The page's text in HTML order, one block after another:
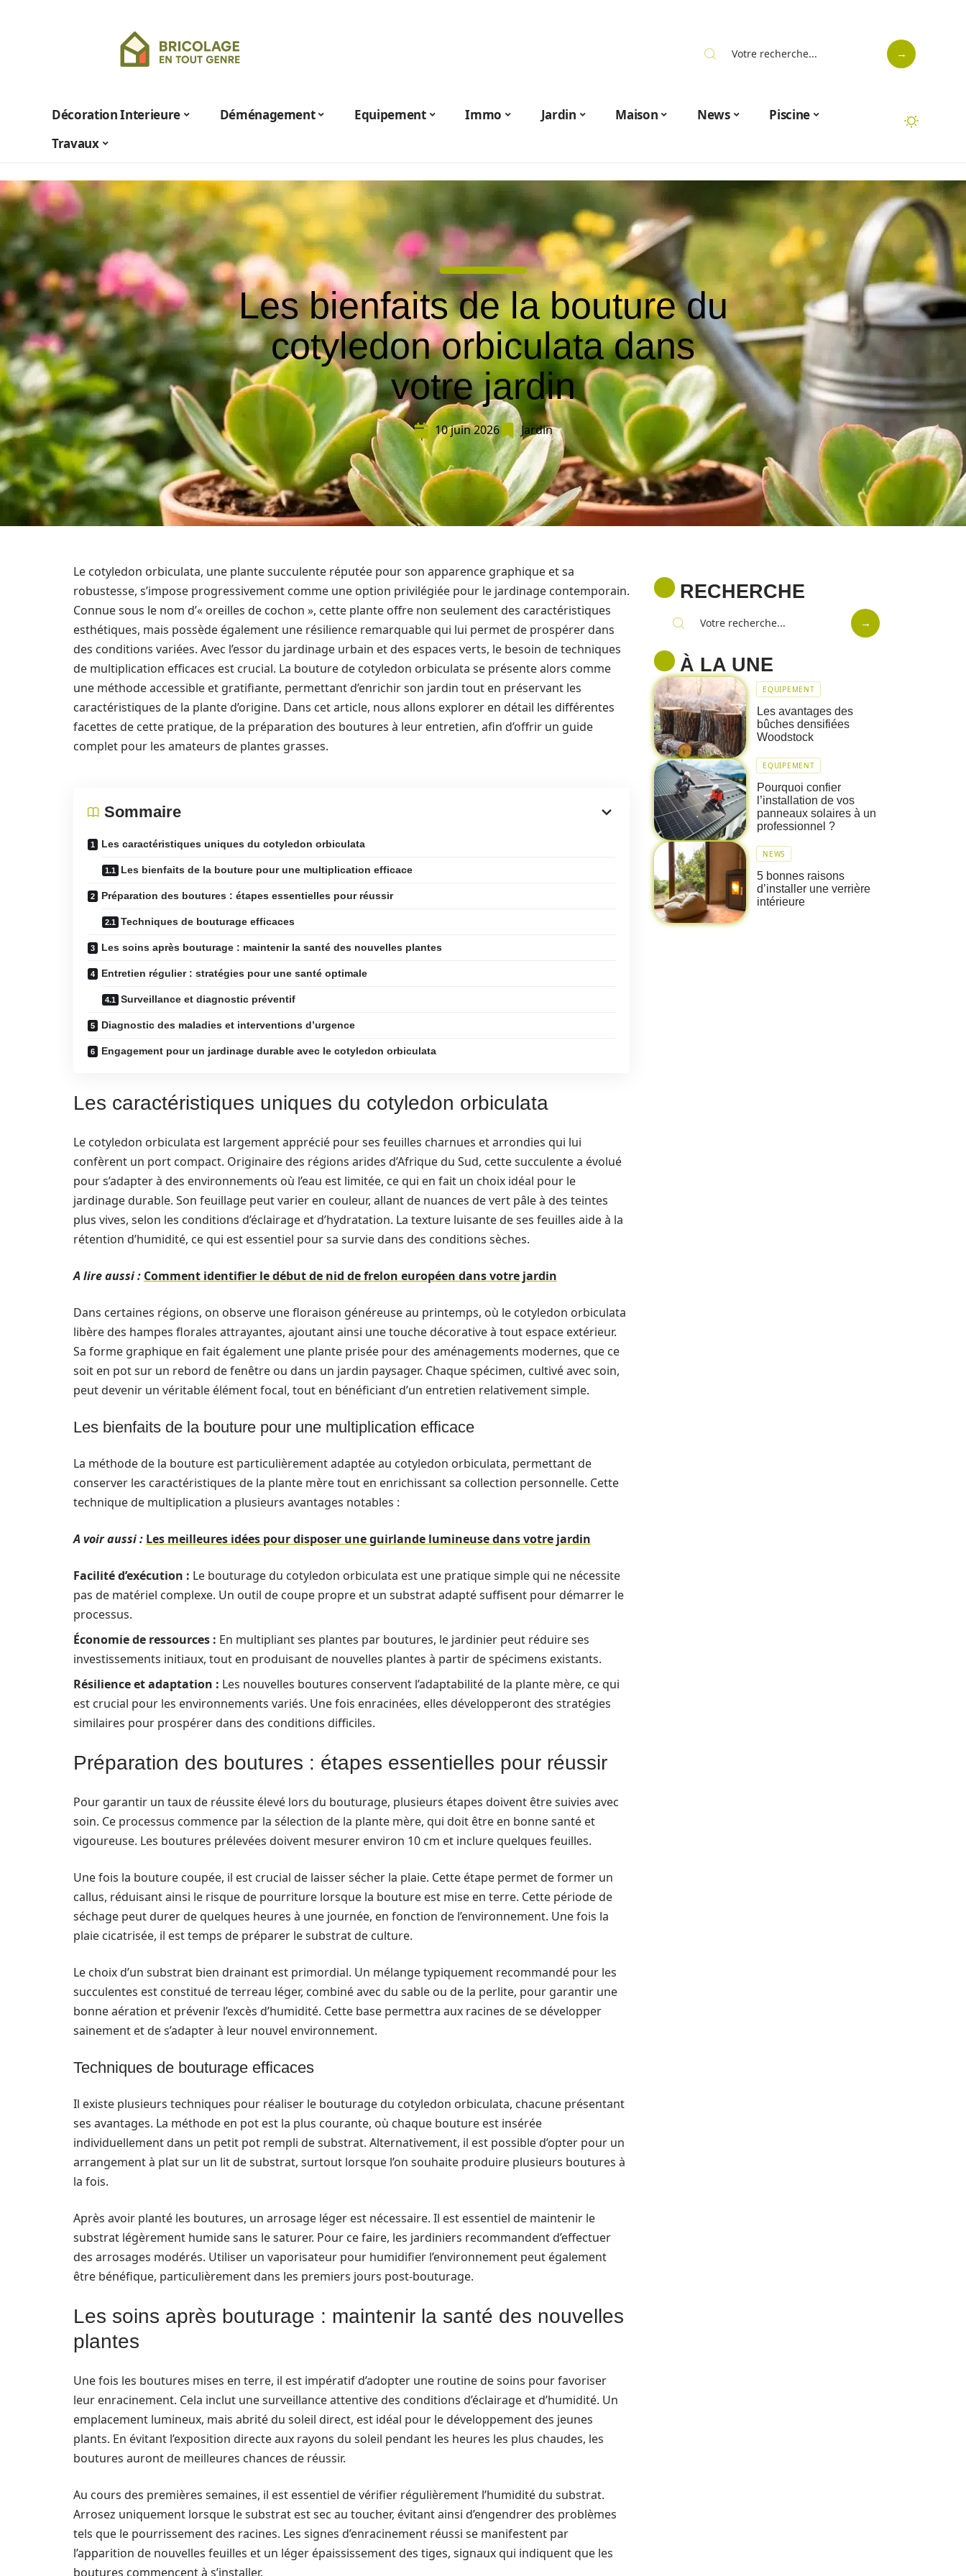
Décoration Interieure Déménagement Equipement Immo Jardin Maison News
Piscine
Travaux
Les bienfaits de la bouture du
cotyledon orbiculata dans
votre jardin
10 juin 2026 Jardin
Le cotyledon orbiculata, une plante succulente réputée pour son apparence graphique et sa
robustesse, s’impose progressivement comme une option privilégiée pour le jardinage contemporain.
Connue sous le nom d’« oreilles de cochon », cette plante offre non seulement des caractéristiques
esthétiques, mais possède également une résilience remarquable qui lui permet de prospérer dans
des conditions variées. Avec l’essor du jardinage urbain et des espaces verts, le besoin de techniques
de multiplication efficaces est crucial. La bouture de cotyledon orbiculata se présente alors comme
une méthode accessible et gratifiante, permettant d’enrichir son jardin tout en préservant les
caractéristiques de la plante d’origine. Dans cet article, nous allons explorer en détail les différentes
facettes de cette pratique, de la préparation des boutures à leur entretien, afin d’offrir un guide
complet pour les amateurs de plantes grasses.
Sommaire
Les caractéristiques uniques du cotyledon orbiculata
Les bienfaits de la bouture pour une multiplication efficace
Préparation des boutures : étapes essentielles pour réussir
Techniques de bouturage efficaces
Les soins après bouturage : maintenir la santé des nouvelles plantes
Entretien régulier : stratégies pour une santé optimale
Surveillance et diagnostic préventif
Diagnostic des maladies et interventions d’urgence
Engagement pour un jardinage durable avec le cotyledon orbiculata
Les caractéristiques uniques du cotyledon orbiculata
Le cotyledon orbiculata est largement apprécié pour ses feuilles charnues et arrondies qui lui
confèrent un port compact. Originaire des régions arides d’Afrique du Sud, cette succulente a évolué
pour s’adapter à des environnements où l’eau est limitée, ce qui en fait un choix idéal pour le
jardinage durable. Son feuillage peut varier en couleur, allant de nuances de vert pâle à des teintes
plus vives, selon les conditions d’éclairage et d’hydratation. La texture luisante de ses feuilles aide à la
rétention d’humidité, ce qui est essentiel pour sa survie dans des conditions sèches.
A lire aussi : Comment identifier le début de nid de frelon européen dans votre jardin
Dans certaines régions, on observe une floraison généreuse au printemps, où le cotyledon orbiculata
libère des hampes florales attrayantes, ajoutant ainsi une touche décorative à tout espace extérieur.
Sa forme graphique en fait également une plante prisée pour des aménagements modernes, que ce
soit en pot sur un rebord de fenêtre ou dans un jardin paysager. Chaque spécimen, cultivé avec soin,
peut devenir un véritable élément focal, tout en bénéficiant d’un entretien relativement simple.
Les bienfaits de la bouture pour une multiplication efficace
La méthode de la bouture est particulièrement adaptée au cotyledon orbiculata, permettant de
conserver les caractéristiques de la plante mère tout en enrichissant sa collection personnelle. Cette
technique de multiplication a plusieurs avantages notables :
A voir aussi : Les meilleures idées pour disposer une guirlande lumineuse dans votre jardin
Facilité d’exécution : Le bouturage du cotyledon orbiculata est une pratique simple qui ne nécessite
pas de matériel complexe. Un outil de coupe propre et un substrat adapté suffisent pour démarrer le
processus.
Économie de ressources : En multipliant ses plantes par boutures, le jardinier peut réduire ses
investissements initiaux, tout en produisant de nouvelles plantes à partir de spécimens existants.
Résilience et adaptation : Les nouvelles boutures conservent l’adaptabilité de la plante mère, ce qui
est crucial pour les environnements variés. Une fois enracinées, elles développeront des stratégies
similaires pour prospérer dans des conditions difficiles.
Préparation des boutures : étapes essentielles pour réussir
Pour garantir un taux de réussite élevé lors du bouturage, plusieurs étapes doivent être suivies avec
soin. Ce processus commence par la sélection de la plante mère, qui doit être en bonne santé et
vigoureuse. Les boutures prélevées doivent mesurer environ 10 cm et inclure quelques feuilles.
Une fois la bouture coupée, il est crucial de laisser sécher la plaie. Cette étape permet de former un
callus, réduisant ainsi le risque de pourriture lorsque la bouture est mise en terre. Cette période de
séchage peut durer de quelques heures à une journée, en fonction de l’environnement. Une fois la
plaie cicatrisée, il est temps de préparer le substrat de culture.
Le choix d’un substrat bien drainant est primordial. Un mélange typiquement recommandé pour les
succulentes est constitué de terreau léger, combiné avec du sable ou de la perlite, pour garantir une
bonne aération et prévenir l’excès d’humidité. Cette base permettra aux racines de se développer
sainement et de s’adapter à leur nouvel environnement.
Techniques de bouturage efficaces
Il existe plusieurs techniques pour réaliser le bouturage du cotyledon orbiculata, chacune présentant
ses avantages. La méthode en pot est la plus courante, où chaque bouture est insérée
individuellement dans un petit pot rempli de substrat. Alternativement, il est possible d’opter pour un
arrangement à plat sur un lit de substrat, surtout lorsque l’on souhaite produire plusieurs boutures à
la fois.
Après avoir planté les boutures, un arrosage léger est nécessaire. Il est essentiel de maintenir le
substrat légèrement humide sans le saturer. Pour ce faire, les jardiniers recommandent d’effectuer
des arrosages modérés. Utiliser un vaporisateur pour humidifier l’environnement peut également
être bénéfique, particulièrement dans les premiers jours post-bouturage.
Les soins après bouturage : maintenir la santé des nouvelles
plantes
Une fois les boutures mises en terre, il est impératif d’adopter une routine de soins pour favoriser
leur enracinement. Cela inclut une surveillance attentive des conditions d’éclairage et d’humidité. Un
emplacement lumineux, mais abrité du soleil direct, est idéal pour le développement des jeunes
plants. En évitant l’exposition directe aux rayons du soleil pendant les heures les plus chaudes, les
boutures auront de meilleures chances de réussir.
Au cours des premières semaines, il est essentiel de vérifier régulièrement l’humidité du substrat.
Arrosez uniquement lorsque le substrat est sec au toucher, évitant ainsi d’engendrer des problèmes
tels que le pourrissement des racines. Les signes d’enracinement réussi se manifestent par
l’apparition de nouvelles feuilles et un léger épaississement des tiges, signaux qui indiquent que les
boutures commencent à s’installer.
RECHERCHE
À LA UNE
EQUIPEMENT
Les avantages des
bûches densifiées
Woodstock
EQUIPEMENT
Pourquoi confier
l’installation de vos
panneaux solaires à un
professionnel ?
NEWS
5 bonnes raisons
d’installer une verrière
intérieure